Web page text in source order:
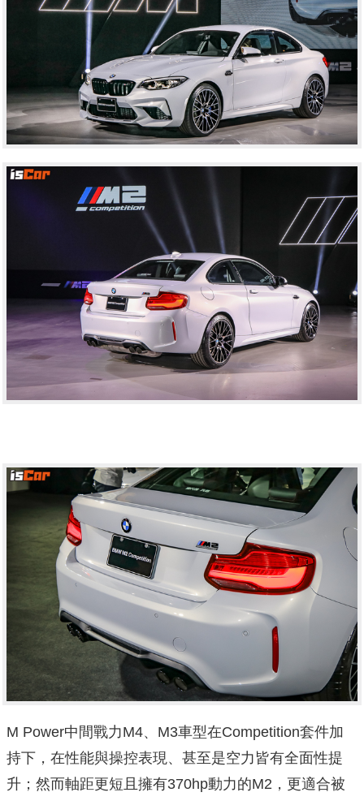
M Power中間戰力M4、M3車型在Competition套件加
持下，在性能與操控表現、甚至是空力皆有全面性提
升；然而軸距更短且擁有370hp動力的M2，更適合被